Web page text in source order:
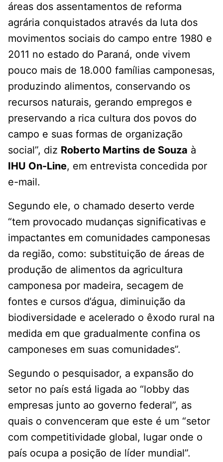
áreas dos assentamentos de reforma
agrária conquistados através da luta dos
movimentos sociais do campo entre 1980 e
2011 no estado do Paraná, onde vivem
pouco mais de 18.000 famílias camponesas,
produzindo alimentos, conservando os
recursos naturais, gerando empregos e
preservando a rica cultura dos povos do
campo e suas formas de organização
social”, diz Roberto Martins de Souza à
IHU On-Line, em entrevista concedida por
e-mail.
Segundo ele, o chamado deserto verde
“tem provocado mudanças significativas e
impactantes em comunidades camponesas
da região, como: substituição de áreas de
produção de alimentos da agricultura
camponesa por madeira, secagem de
fontes e cursos d’água, diminuição da
biodiversidade e acelerado o êxodo rural na
medida em que gradualmente confina os
camponeses em suas comunidades”.
Segundo o pesquisador, a expansão do
setor no país está ligada ao “lobby das
empresas junto ao governo federal”, as
quais o convenceram que este é um “setor
com competitividade global, lugar onde o
país ocupa a posição de líder mundial”.